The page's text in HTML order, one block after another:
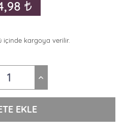
içinde kargoya verilir.